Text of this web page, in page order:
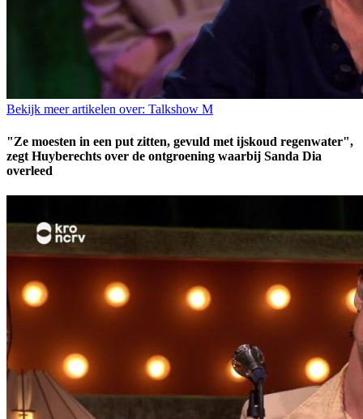
Bekijk meer artikelen over: Talkshow M
"Ze moesten in een put zitten, gevuld met ijskoud regenwater",
zegt Huyberechts over de ontgroening waarbij Sanda Dia
overleed